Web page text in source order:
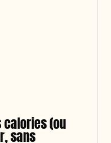
calories (ou
sans